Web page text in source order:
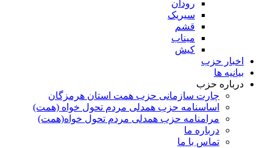
رودان
سیریک
قشم
میناب
کیش
اخبار حزب
بیانیه ها
درباره حزب
چارت سازمانی حزب همت استان هرمزگان
اساسنامه حزب همدلی مردم تحول خواه (همت)
مرامنامه حزب همدلی مردم تحول خواه(همت)
درباره ما
تماس با ما